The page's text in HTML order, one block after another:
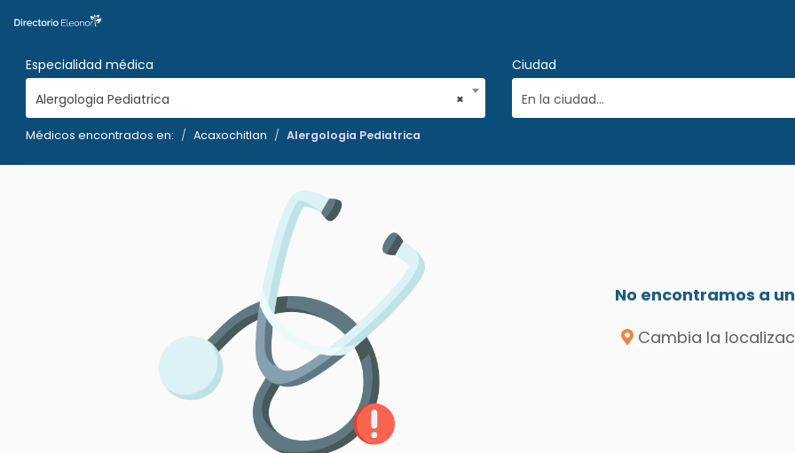
Especialidad médica
×
Alergologia Pediatrica
Ciudad
En la ciudad...
Médicos encontrados en: Acaxochitlan Alergologia Pediatrica
No encontramos a
Cambia la